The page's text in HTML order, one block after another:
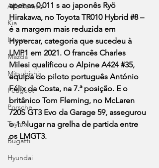
Alfa Romeo
Kia
Lexus
Mazda
Mitsubishi
Peugeot
Porsche
Toyota
Bugatti
Hyundai
apenas 0,011 s ao japonês Ryö
Hirakawa, no Toyota TR010 Hybrid #8 –
é a margem mais reduzida em
Hypercar, categoria que sucedeu à
LMP1 em 2021. O francês Charles
Milesi qualificou o Alpine A424 #35,
equipa do piloto português António
Félix da Costa, na 7.ª posição. E o
britânico Tom Fleming, no McLaren
720S GT3 Evo da Garage 59, assegurou
o 1.º lugar na grelha de partida entre
os LMGT3.